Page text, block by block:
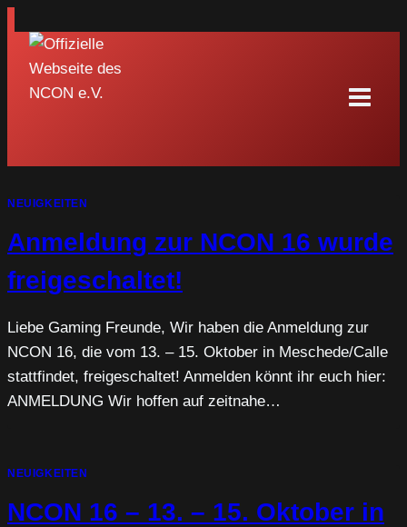
Zum
Inhalt
springen
NEUIGKEITEN
Anmeldung zur NCON 16 wurde
freigeschaltet!
Liebe Gaming Freunde, Wir haben die Anmeldung zur
NCON 16, die vom 13. – 15. Oktober in Meschede/Calle
stattfindet, freigeschaltet! Anmelden könnt ihr euch hier:
ANMELDUNG Wir hoffen auf zeitnahe…
NEUIGKEITEN
NCON 16 – 13. – 15. Oktober in